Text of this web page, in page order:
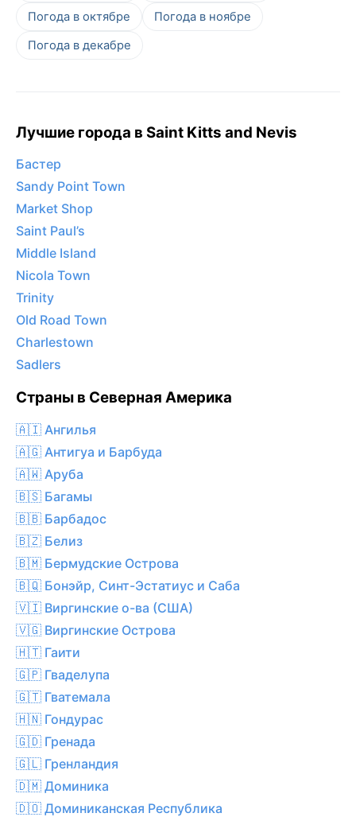
Погода в октябре
Погода в ноябре
Погода в декабре
Лучшие города в Saint Kitts and Nevis
Бастер
Sandy Point Town
Market Shop
Saint Paul’s
Middle Island
Nicola Town
Trinity
Old Road Town
Charlestown
Sadlers
Страны в Северная Америка
🇦🇮 Ангилья
🇦🇬 Антигуа и Барбуда
🇦🇼 Аруба
🇧🇸 Багамы
🇧🇧 Барбадос
🇧🇿 Белиз
🇧🇲 Бермудские Острова
🇧🇶 Бонэйр, Синт-Эстатиус и Саба
🇻🇮 Виргинские о-ва (США)
🇻🇬 Виргинские Острова
🇭🇹 Гаити
🇬🇵 Гваделупа
🇬🇹 Гватемала
🇭🇳 Гондурас
🇬🇩 Гренада
🇬🇱 Гренландия
🇩🇲 Доминика
🇩🇴 Доминиканская Республика